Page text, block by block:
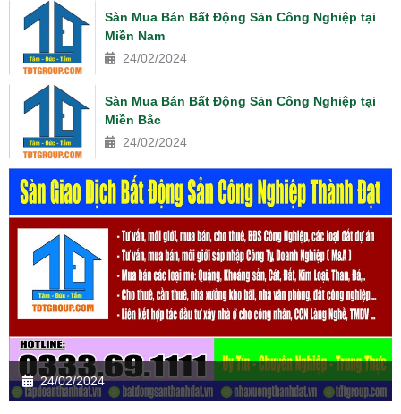
Sàn Mua Bán Bất Động Sản Công Nghiệp tại
Miền Nam
24/02/2024
Sàn Mua Bán Bất Động Sản Công Nghiệp tại
Miền Bắc
24/02/2024
24/02/2024